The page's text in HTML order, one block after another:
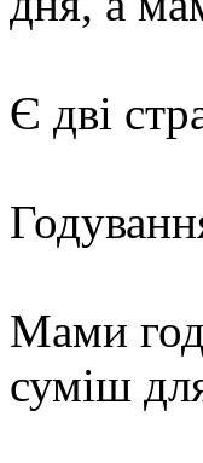
Є дві
Мами
суміш